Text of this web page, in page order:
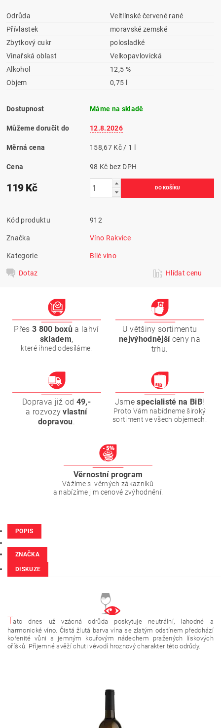
Odrůda
Veltlínské červené rané
Přívlastek
moravské zemské
Zbytkový cukr
polosladké
Vinařská oblast
Velkopavlovická
Alkohol
12,5 %
Objem
0,75 l
Dostupnost Máme na skladě
Můžeme doručit do 12.8.2026
Měrná cena 158,67 Kč / 1 l
Cena 98 Kč bez DPH
119 Kč
Kód produktu 912
Značka Víno Rakvice
Kategorie Bílé víno
Dotaz Hlídat cenu
Přes 3 800 boxůa lahví
skladem,
které ihned odesíláme.
U většiny sortimentu
nejvýhodnější ceny na
trhu.
Doprava již od 49,-
a rozvozyvlastní
dopravou.
Jsmespecialisté na BiB!
Proto Vám nabídneme široký
sortiment ve všech objemech.
Věrnostní program
Vážíme si věrných zákazníků
a nabízíme jim cenové zvýhodnění.
POPIS
ZNAČKA
DISKUZE
Tato dnes už vzácná odrůda poskytuje neutrální, lahodné a
harmonické víno. Čistá žlutá barva vína se zlatým odstínem předchází
kořenité vůni s jemným kouřovým nádechem pražených lískových
oříšků. Příjemné svěží chuti vévodí hroznový charakter této odrůdy.